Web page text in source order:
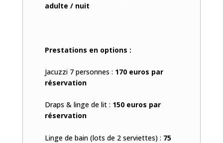
adulte / nuit
Prestations en options :
Jacuzzi 7 personnes : 170 euros par
réservation
Draps & linge de lit : 150 euros par
réservation
Linge de bain (lots de 2 serviettes) : 75